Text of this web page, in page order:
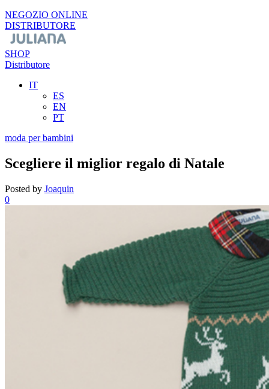
NEGOZIO ONLINE
DISTRIBUTORE
SHOP
Distributore
IT
ES
EN
PT
moda per bambini
Scegliere il miglior regalo di Natale
Posted by Joaquin
0